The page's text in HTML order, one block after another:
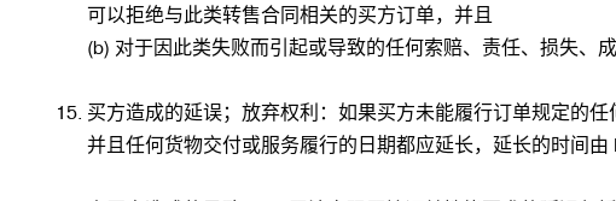
可以拒绝与此类转售合同相关的买方订单，并且
(b) 对于因此类失败而引起或导致的任何索赔、责任、损失、
买方造成的延误；放弃权利：如果买方未能履行订单规定的
并且任何货物交付或服务履行的日期都应延长，延长的时间由